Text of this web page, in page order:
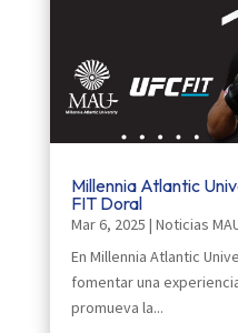
Millennia Atlantic
FIT Doral
Mar 6, 2025 | Noticias
En Millennia Atlantic
fomentar una
promueva la...